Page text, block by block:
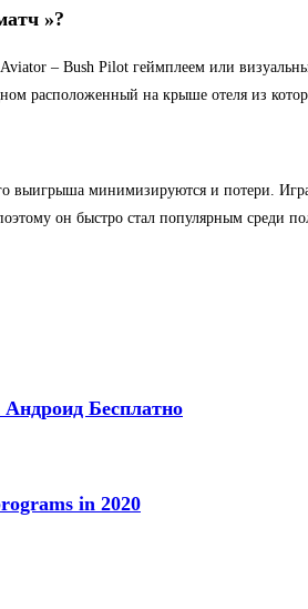
»?
– Bush Pilot геймплеем или
расположенный на крыше отеля из
выигрыша минимизируются и потери.
он быстро стал популярным среди
Бесплатно
in 2020